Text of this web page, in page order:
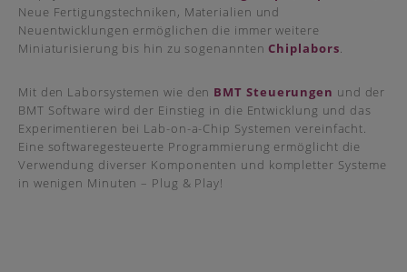
Neue Fertigungstechniken, Materialien und
Neuentwicklungen ermöglichen die immer weitere
Miniaturisierung bis hin zu sogenannten Chiplabors.
Mit den Laborsystemen wie den BMT Steuerungen und der
BMT Software wird der Einstieg in die Entwicklung und das
Experimentieren bei Lab-on-a-Chip Systemen vereinfacht.
Eine softwaregesteuerte Programmierung ermöglicht die
Verwendung diverser Komponenten und kompletter Systeme
in wenigen Minuten – Plug & Play!